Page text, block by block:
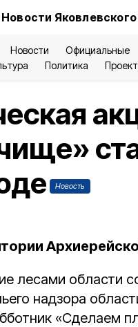
Новости
Новости
Официальные
Политика
Новость
лесами области
надзора
«Сделаем